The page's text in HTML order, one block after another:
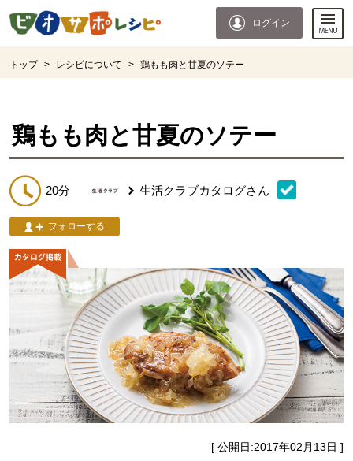
ページの先頭です。
ログイン
トップ > レシピについて > 鶏もも肉と甘夏のソテー
鶏もも肉と甘夏のソテー
20分 生活クラブカタログさん
フォローする
[ 公開日:2017年02月13日 ]